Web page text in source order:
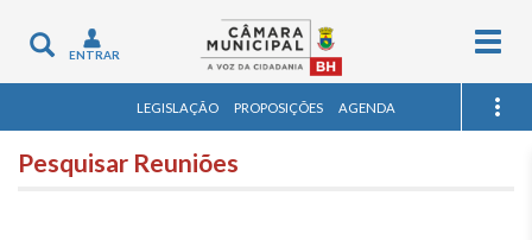
Toggle
navigation
ENTRAR
LEGISLAÇÃO PROPOSIÇÕES AGENDA
Pesquisar Reuniões